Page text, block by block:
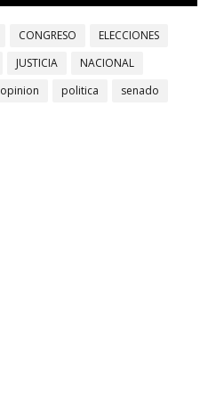
CONGRESO
ELECCIONES
JUSTICIA
NACIONAL
opinion politica senado